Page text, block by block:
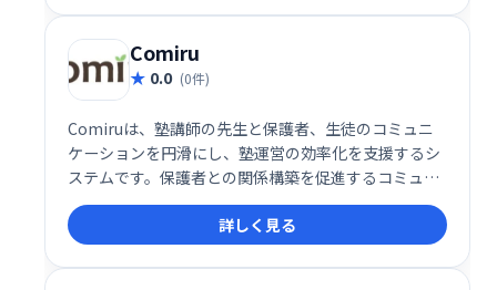
Comiru
0.0 (0件)
Comiruは、塾講師の先生と保護者、生徒のコミュニ
ケーションを円滑にし、塾運営の効率化を支援するシ
ステムです。保護者との関係構築を促進するコミュニ
ケーション機能と、業務改善機能を提供することで、
先生は生徒により深く向き合い、質の高い教育を提供
できます。
詳しく見る